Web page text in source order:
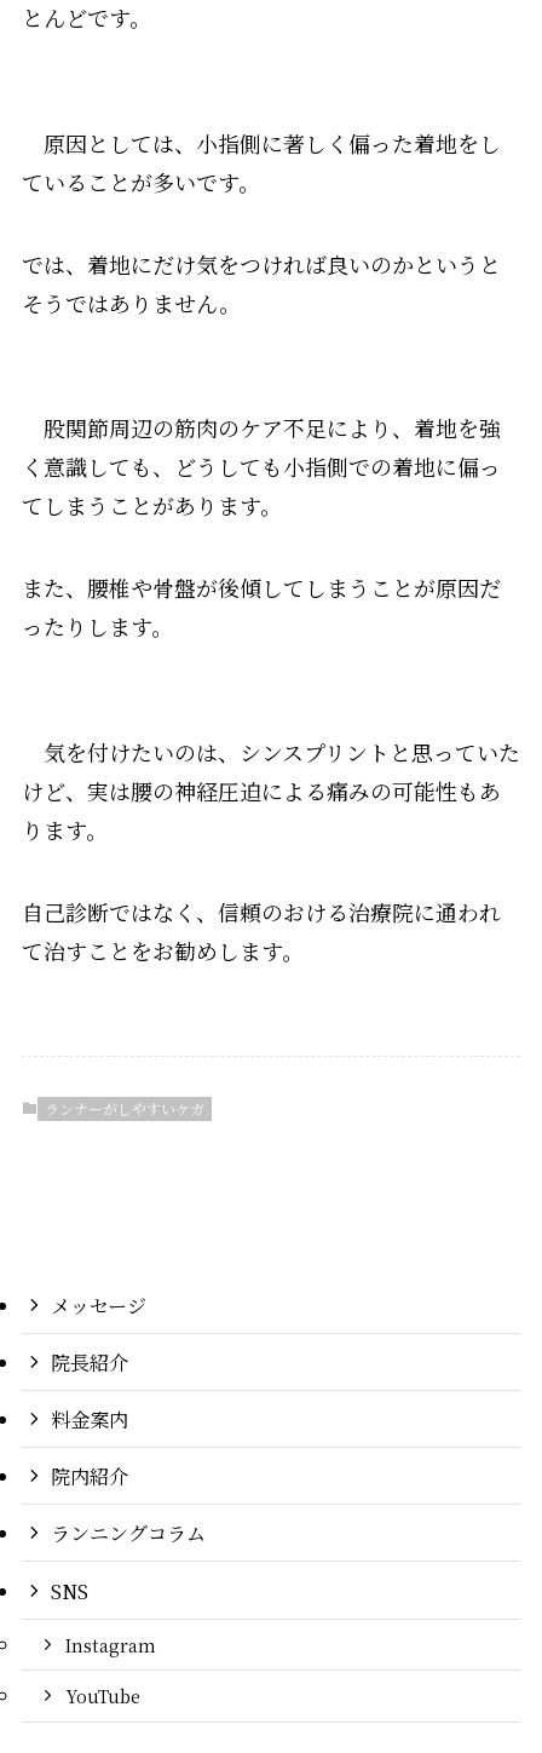
とんどです。
原因としては、小指側に著しく偏った着地をし
ていることが多いです。
では、着地にだけ気をつければ良いのかというと
そうではありません。
股関節周辺の筋肉のケア不足により、着地を強
く意識しても、どうしても小指側での着地に偏っ
てしまうことがあります。
また、腰椎や骨盤が後傾してしまうことが原因だ
ったりします。
気を付けたいのは、シンスプリントと思っていた
けど、実は腰の神経圧迫による痛みの可能性もあ
ります。
自己診断ではなく、信頼のおける治療院に通われ
て治すことをお勧めします。
ランナーがしやすいケガ
メッセージ
院長紹介
料金案内
院内紹介
ランニングコラム
SNS
Instagram
YouTube